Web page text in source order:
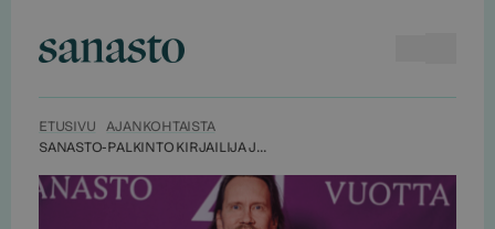
sisältöön
ETUSIVU
AJANKOHTAISTA
SANASTO-PALKINTO KIRJAILIJA JP KOSKISELLE